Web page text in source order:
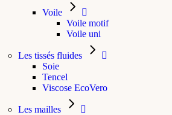
Voile
Voile motif
Voile uni
Les tissés fluides
Soie
Tencel
Viscose EcoVero
Les mailles